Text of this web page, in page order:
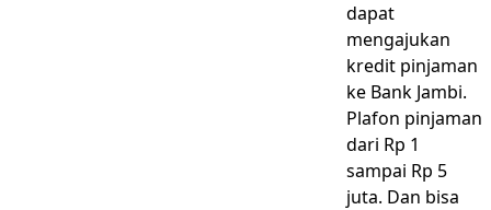
dapat
mengajukan
kredit pinjaman
ke Bank Jambi.
Plafon pinjaman
dari Rp 1
sampai Rp 5
juta. Dan bisa